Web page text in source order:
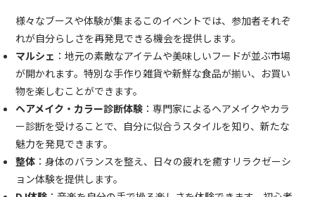
様々なブースや体験が集まるこのイベントでは、参加者それぞ
れが自分らしさを再発見できる機会を提供します。
マルシェ ：地元の素敵なアイテムや美味しいフードが並ぶ市場
が開かれます。特別な手作り雑貨や新鮮な食品が揃い、お買い
物を楽しむことができます。
ヘアメイク・カラー診断体験 ：専門家によるヘアメイクやカラ
ー診断を受けることで、自分に似合うスタイルを知り、新たな
魅力を発見できます。
整体 ：身体のバランスを整え、日々の疲れを癒すリラクゼーシ
ョン体験を提供します。